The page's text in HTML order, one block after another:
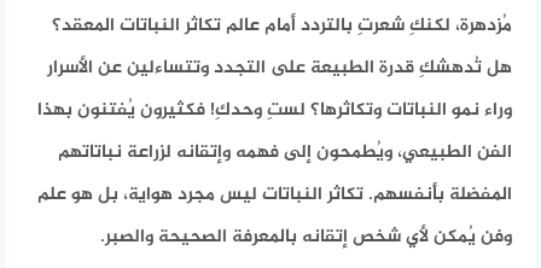
مُزدهرة، لكنكِ شعرتِ بالتردد أمام عالم تكاثر النباتات المعقد؟
هل تُدهشكِ قدرة الطبيعة على التجدد وتتساءلين عن الأسرار
وراء نمو النباتات وتكاثرها؟ لستِ وحدكِ! فكثيرون يُفتنون بهذا
الفن الطبيعي، ويُطمحون إلى فهمه وإتقانه لزراعة نباتاتهم
المفضلة بأنفسهم. تكاثر النباتات ليس مجرد هواية، بل هو علم
وفن يُمكن لأي شخص إتقانه بالمعرفة الصحيحة والصبر.